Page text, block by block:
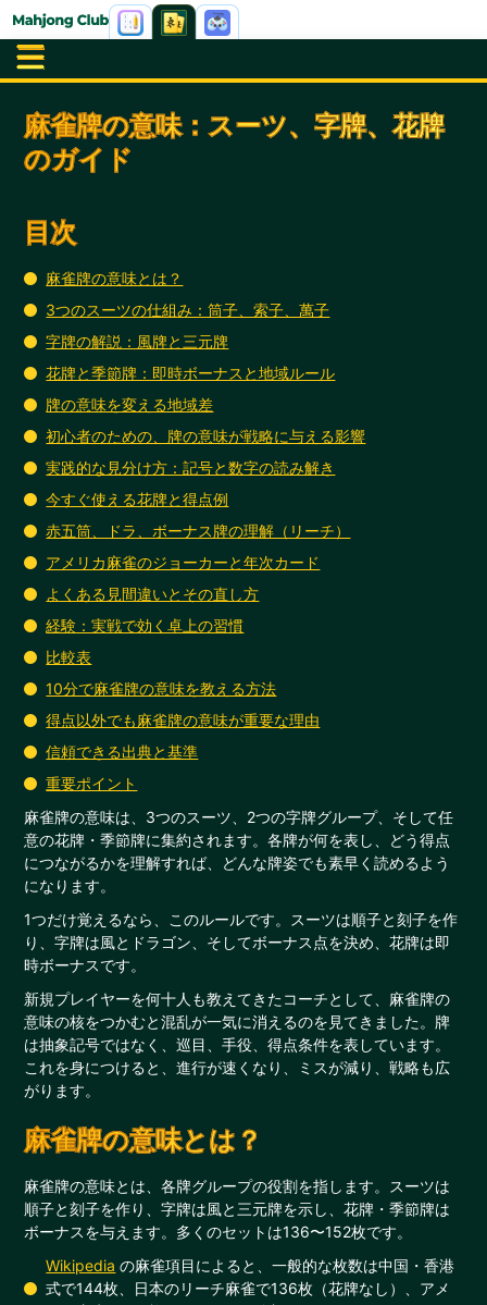
麻雀牌の意味：スーツ、字牌、花牌
のガイド
目次
麻雀牌の意味とは？
3つのスーツの仕組み：筒子、索子、萬子
字牌の解説：風牌と三元牌
花牌と季節牌：即時ボーナスと地域ルール
牌の意味を変える地域差
初心者のための、牌の意味が戦略に与える影響
実践的な見分け方：記号と数字の読み解き
今すぐ使える花牌と得点例
赤五筒、ドラ、ボーナス牌の理解（リーチ）
アメリカ麻雀のジョーカーと年次カード
よくある見間違いとその直し方
経験：実戦で効く卓上の習慣
比較表
10分で麻雀牌の意味を教える方法
得点以外でも麻雀牌の意味が重要な理由
信頼できる出典と基準
重要ポイント
麻雀牌の意味は、3つのスーツ、2つの字牌グループ、そして任
意の花牌・季節牌に集約されます。各牌が何を表し、どう得点
につながるかを理解すれば、どんな牌姿でも素早く読めるよう
になります。
1つだけ覚えるなら、このルールです。スーツは順子と刻子を作
り、字牌は風とドラゴン、そしてボーナス点を決め、花牌は即
時ボーナスです。
新規プレイヤーを何十人も教えてきたコーチとして、麻雀牌の
意味の核をつかむと混乱が一気に消えるのを見てきました。牌
は抽象記号ではなく、巡目、手役、得点条件を表しています。
これを身につけると、進行が速くなり、ミスが減り、戦略も広
がります。
麻雀牌の意味とは？
麻雀牌の意味とは、各牌グループの役割を指します。スーツは
順子と刻子を作り、字牌は風と三元牌を示し、花牌・季節牌は
ボーナスを与えます。多くのセットは136〜152枚です。
Wikipedia の麻雀項目によると、一般的な枚数は中国・香港
式で144枚、日本のリーチ麻雀で136枚（花牌なし）、アメ